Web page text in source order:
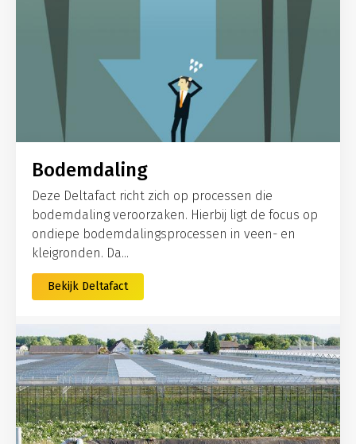
Bodemdaling
Deze Deltafact richt zich op processen die
bodemdaling veroorzaken. Hierbij ligt de focus op
ondiepe bodemdalingsprocessen in veen- en
kleigronden. Da...
Bekijk Deltafact